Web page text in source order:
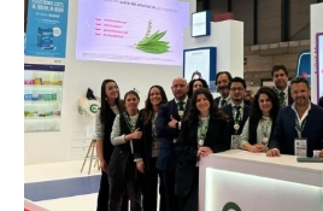
CÁPSULAS,
SU
COMPLEMENTO
ALIMENTICIO
QUE
AYUDA
A